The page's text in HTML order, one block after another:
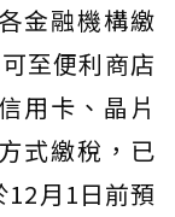
金融機構繳
至便利商店
用卡、晶片
式繳稅，已
月1日前預